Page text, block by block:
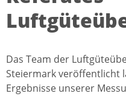
Das Team der
Steiermark veröffentlicht
Ergebnisse unserer